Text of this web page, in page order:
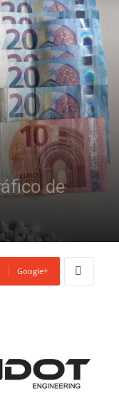
de
Google+